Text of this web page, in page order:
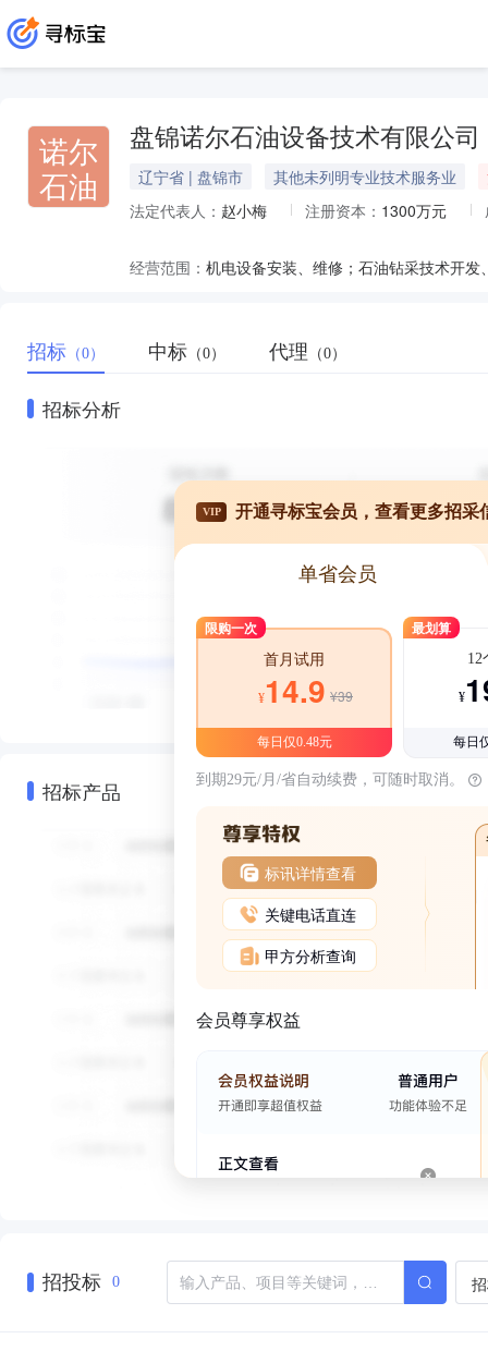
诺尔
石油
盘锦诺尔石油设备技术有限公司
辽宁省 | 盘锦市 其他未列明专业技术服务业
法定代表人： 赵小梅 注册资本： 1300万元
经营范围： 机电设备安装、维修；石油钻采技术开
招标 （0） 中标 （0） 代理 （0）
招标分析
招标产品
VIP 开通寻标宝会员，查看更多招采
单省会员
限购一次
首月试用
¥14.9 ¥39
每日仅0.48元
最划算
12
¥
每日
到期29元/月/省自动续费，可随时取消。
标讯详情查看
关键电话直连
甲方分析查询
会员尊享权益
招投标 0